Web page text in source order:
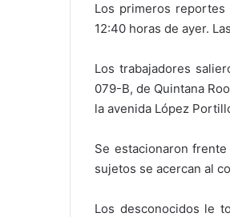
Los primeros
12:40 horas de ayer.
Los trabajadores
079-B, de Quintana
la avenida López
Se estacionaron
sujetos se acercan al
Los desconocidos le